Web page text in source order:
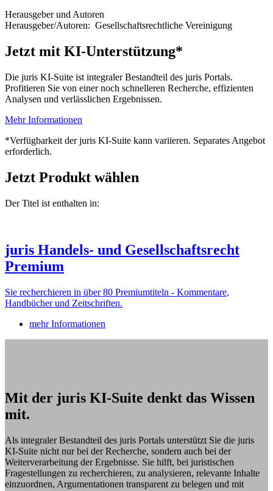
Herausgeber und Autoren
Herausgeber/Autoren: Gesellschaftsrechtliche Vereinigung
Jetzt mit KI-Unterstützung*
Die juris KI-Suite ist integraler Bestandteil des juris Portals.
Profitieren Sie von einer noch schnelleren Recherche, effizienten
Analysen und verlässlichen Ergebnissen.
Mehr Informationen
*Verfügbarkeit der juris KI-Suite kann variieren. Separates Angebot
erforderlich.
Jetzt Produkt wählen
Der Titel ist enthalten in:
juris Handels- und Gesellschaftsrecht
Premium
Sie recherchieren in über 80 Premiumtiteln - Kommentare,
Handbücher und Zeitschriften.
mehr Informationen
Mit der juris KI-Suite denkt das Wissen
mit.
Als integraler Bestandteil des juris Portals unterstützt Sie die juris
KI-Suite nicht nur bei der Recherche, sondern auch bei der
Weiterverarbeitung der Ergebnisse. Sie hilft, bei juristischen
Fragestellungen zu recherchieren, zu analysieren, relevante Inhalte
einzuordnen, Argumentationen transparent zu belegen und mit